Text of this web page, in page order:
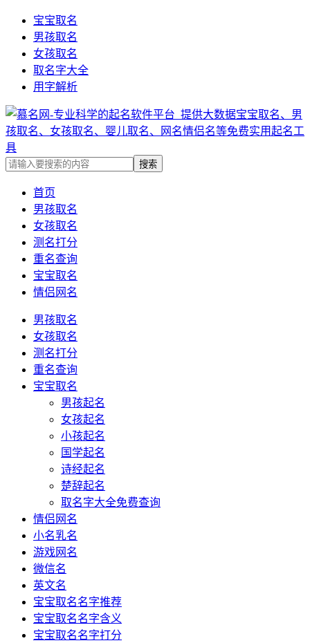
宝宝取名
男孩取名
女孩取名
取名字大全
用字解析
首页
男孩取名
女孩取名
测名打分
重名查询
宝宝取名
情侣网名
男孩取名
女孩取名
测名打分
重名查询
宝宝取名
男孩起名
女孩起名
小孩起名
国学起名
诗经起名
楚辞起名
取名字大全免费查询
情侣网名
小名乳名
游戏网名
微信名
英文名
宝宝取名名字推荐
宝宝取名名字含义
宝宝取名名字打分